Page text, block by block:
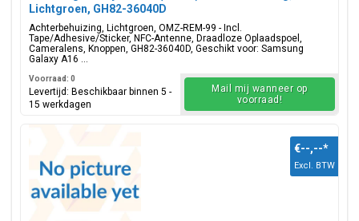
Lichtgroen, GH82-36040D
Achterbehuizing, Lichtgroen, OMZ-REM-99 - Incl.
Tape/Adhesive/Sticker, NFC-Antenne, Draadloze Oplaadspoel,
Cameralens, Knoppen, GH82-36040D, Geschikt voor: Samsung
Galaxy A16 ...
Voorraad: 0
Levertijd: Beschikbaar binnen 5 -
15 werkdagen
Mail mij wanneer op
voorraad!
€--,--*
Excl. BTW